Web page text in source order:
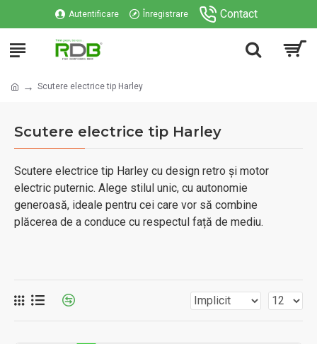
Autentificare Înregistrare Contact
Scutere electrice tip Harley
Scutere electrice tip Harley
Scutere electrice tip Harley cu design retro și motor
electric puternic. Alege stilul unic, cu autonomie
generoasă, ideale pentru cei care vor să combine
plăcerea de a conduce cu respectul față de mediu.